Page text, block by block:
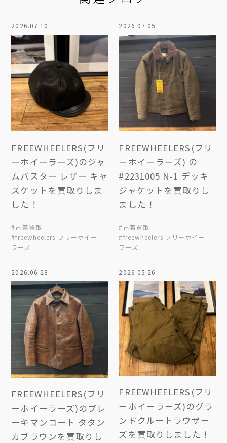
2026.07.10
FREEWHEELERS(フリ
ーホイーラーズ)のジャ
ムバスター レザー キャ
スケットを買取りしま
した！
#古着買取
#freewheelers フリーホイー
ラーズ
2026.07.05
FREEWHEELERS(フリ
ーホイーラーズ) の
#2231005 N-1 デッキ
ジャケットを買取りし
ました！
#古着買取
#freewheelers フリーホイー
ラーズ
2026.06.28
FREEWHEELERS(フリ
ーホイーラーズ)のブレ
ーキマンコート タタン
カブラウンを買取りし
2026.05.26
FREEWHEELERS(フリ
ーホイーラーズ)のグラ
ンドクルートラウザー
ズを買取りしました！